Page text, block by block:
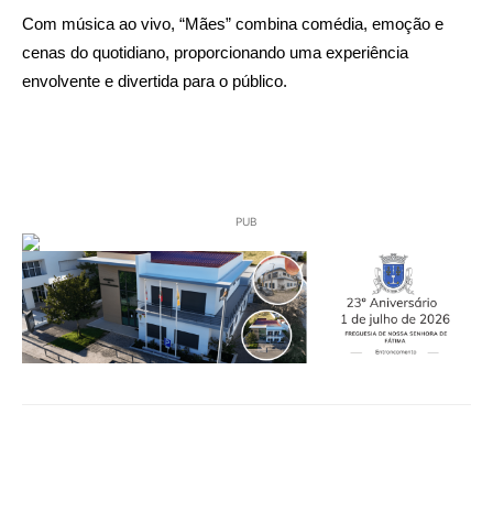
Com música ao vivo, “Mães” combina comédia, emoção e
cenas do quotidiano, proporcionando uma experiência
envolvente e divertida para o público.
PUB